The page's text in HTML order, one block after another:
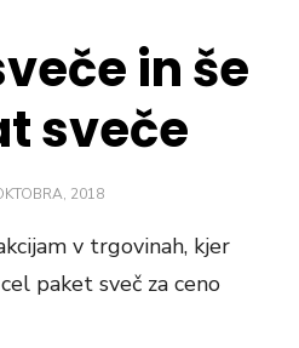
in še
sveče
2018
v trgovinah, kjer
paket sveč za ceno